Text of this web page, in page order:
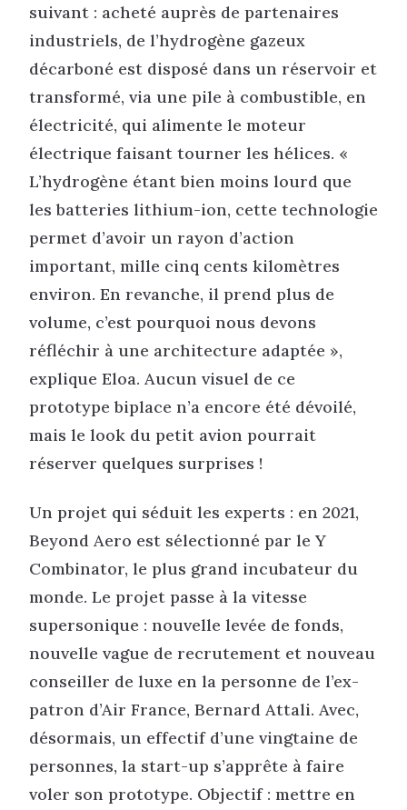
suivant : acheté auprès de partenaires
industriels, de l’hydrogène gazeux
décarboné est disposé dans un réservoir et
transformé, via une pile à combustible, en
électricité, qui alimente le moteur
électrique faisant tourner les hélices. «
L’hydrogène étant bien moins lourd que
les batteries lithium-ion, cette technologie
permet d’avoir un rayon d’action
important, mille cinq cents kilomètres
environ. En revanche, il prend plus de
volume, c’est pourquoi nous devons
réfléchir à une architecture adaptée »,
explique Eloa. Aucun visuel de ce
prototype biplace n’a encore été dévoilé,
mais le look du petit avion pourrait
réserver quelques surprises !
Un projet qui séduit les experts : en 2021,
Beyond Aero est sélectionné par le Y
Combinator, le plus grand incubateur du
monde. Le projet passe à la vitesse
supersonique : nouvelle levée de fonds,
nouvelle vague de recrutement et nouveau
conseiller de luxe en la personne de l’ex-
patron d’Air France, Bernard Attali. Avec,
désormais, un effectif d’une vingtaine de
personnes, la start-up s’apprête à faire
voler son prototype. Objectif : mettre en